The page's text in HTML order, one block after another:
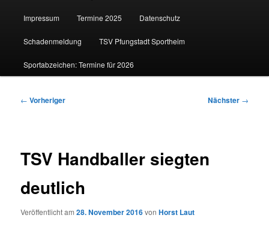
Impressum Termine 2025 Datenschutz
Schadenmeldung TSV Pfungstadt Sportheim
Sportabzeichen: Termine für 2026
Beitragsnavigation
← Vorheriger Nächster →
TSV Handballer siegten
deutlich
Veröffentlicht am28. November 2016vonHorst Laut